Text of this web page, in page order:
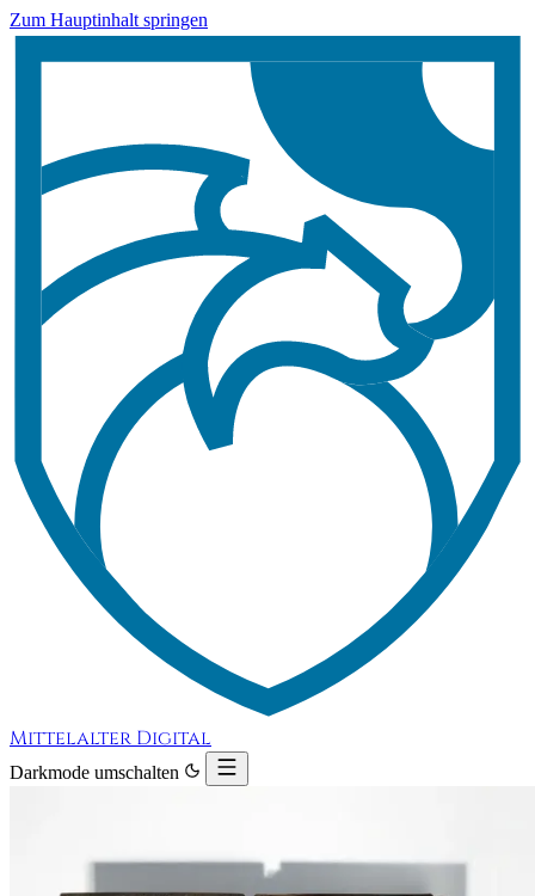
Zum Hauptinhalt springen
Mittelalter Digital
Darkmode umschalten